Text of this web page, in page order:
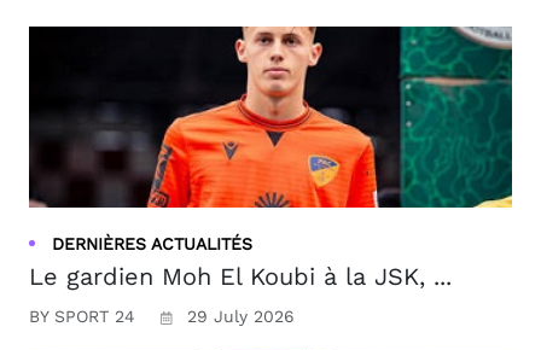
DERNIÈRES ACTUALITÉS
Le gardien Moh El Koubi à la JSK, ...
BY SPORT 24 29 July 2026